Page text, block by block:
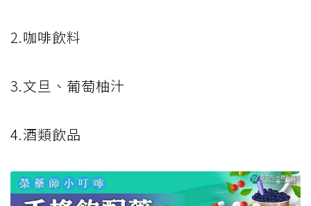
2.咖啡飲料
3.文旦、葡萄柚汁
4.酒類飲品